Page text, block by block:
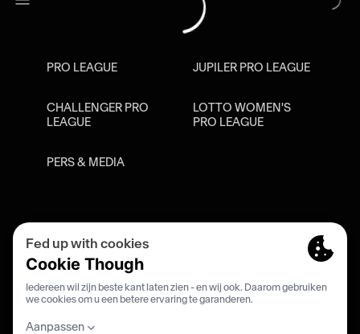
PRO LEAGUE JUPILER PRO LEAGUE
CHALLENGER PRO
LEAGUE
LOTTO WOMEN'S
PRO LEAGUE
PERS & MEDIA
Cookie Policy
Meldpunt Racisme En Discriminatie